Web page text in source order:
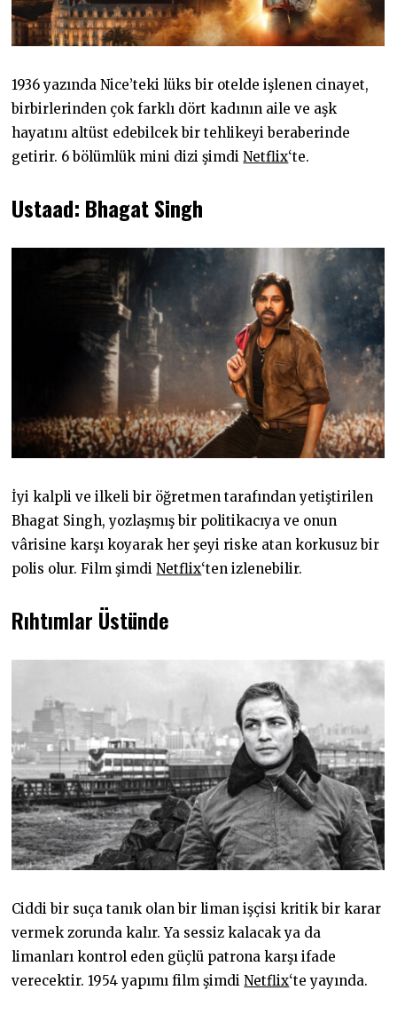
1936 yazında Nice’teki lüks bir otelde işlenen cinayet,
birbirlerinden çok farklı dört kadının aile ve aşk
hayatını altüst edebilcek bir tehlikeyi beraberinde
getirir. 6 bölümlük mini dizi şimdiNetflix‘te.
Ustaad: Bhagat Singh
İyi kalpli ve ilkeli bir öğretmen tarafından yetiştirilen
Bhagat Singh, yozlaşmış bir politikacıya ve onun
vârisine karşı koyarak her şeyi riske atan korkusuz bir
polis olur. Film şimdiNetflix‘ten izlenebilir.
Rıhtımlar Üstünde
Ciddi bir suça tanık olan bir liman işçisi kritik bir karar
vermek zorunda kalır. Ya sessiz kalacak ya da
limanları kontrol eden güçlü patrona karşı ifade
verecektir. 1954 yapımı film şimdiNetflix‘te yayında.